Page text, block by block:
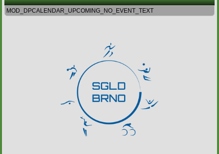
MOD_DPCALENDAR_UPCOMING_NO_EVENT_TEXT